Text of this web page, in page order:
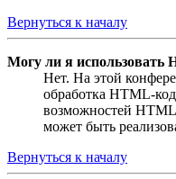
Вернуться к началу
Могу ли я использовать
Нет. На этой
обработка HTML-
возможностей
может быть
Вернуться к началу